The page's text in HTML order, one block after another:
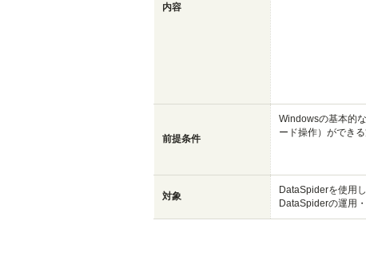
内容
前提条件
Windowsの基本的
ード操作）ができ
対象
DataSpiderを使用
DataSpiderの運用